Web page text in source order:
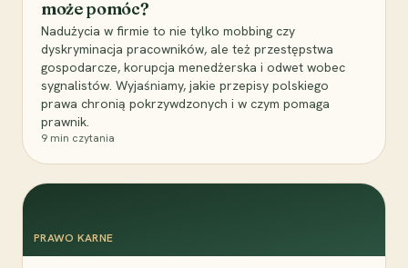
może pomóc?
Nadużycia w firmie to nie tylko mobbing czy
dyskryminacja pracowników, ale też przestępstwa
gospodarcze, korupcja menedżerska i odwet wobec
sygnalistów. Wyjaśniamy, jakie przepisy polskiego
prawa chronią pokrzywdzonych i w czym pomaga
prawnik.
9 min czytania
PRAWO KARNE